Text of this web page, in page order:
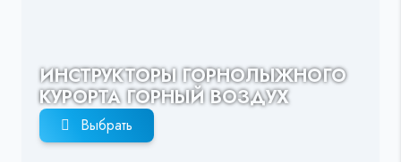
ИНСТРУКТОРЫ ГОРНОЛЫЖНОГО
КУРОРТА ГОРНЫЙ ВОЗДУХ
Выбрать